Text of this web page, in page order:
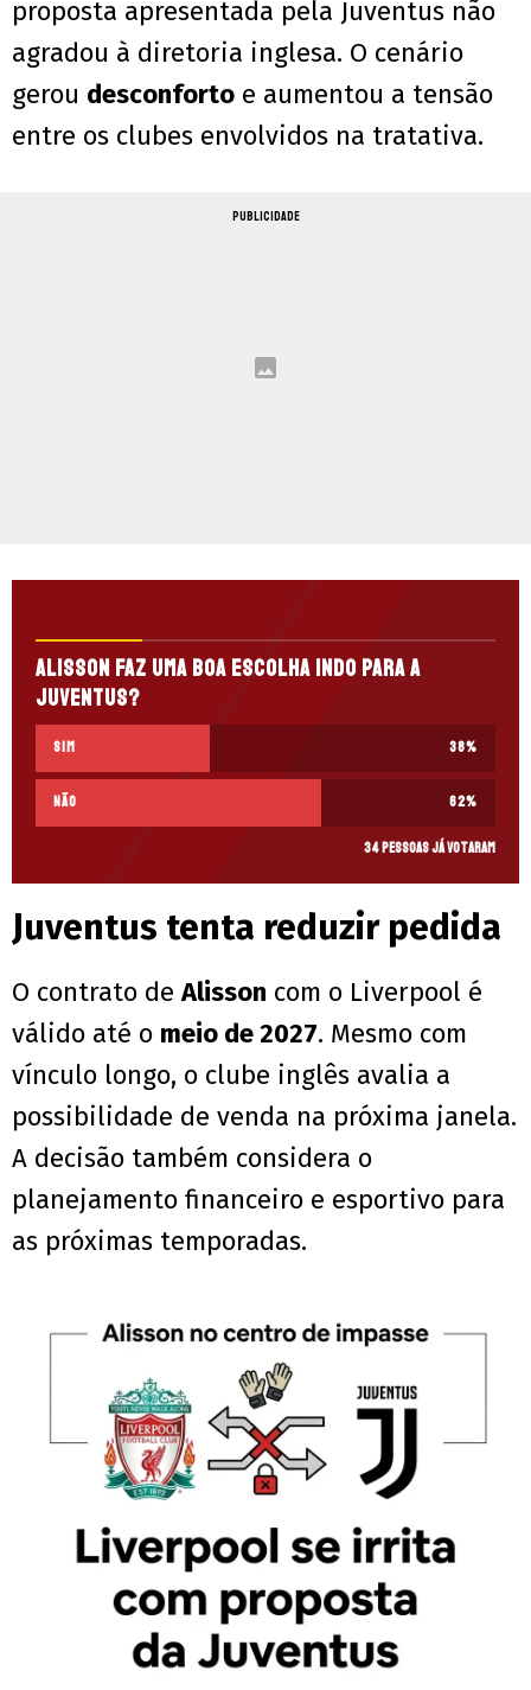
proposta apresentada pela Juventus não
agradou à diretoria inglesa. O cenário
gerou desconforto e aumentou a tensão
entre os clubes envolvidos na tratativa.
PUBLICIDADE
Alisson faz uma boa escolha indo para a
Juventus?
Sim 38%
Não 62%
34 pessoas já votaram
Juventus tenta reduzir pedida
O contrato deAlisson com o Liverpool é
válido até o meio de 2027. Mesmo com
vínculo longo, o clube inglês avalia a
possibilidade de venda na próxima janela.
A decisão também considera o
planejamento financeiro e esportivo para
as próximas temporadas.